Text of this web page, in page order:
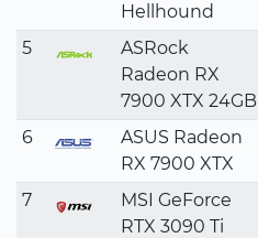
Hellhound
5
ASRock
Radeon RX
7900 XTX 24GB
6
ASUS Radeon
RX 7900 XTX
7
MSI GeForce
RTX 3090 Ti